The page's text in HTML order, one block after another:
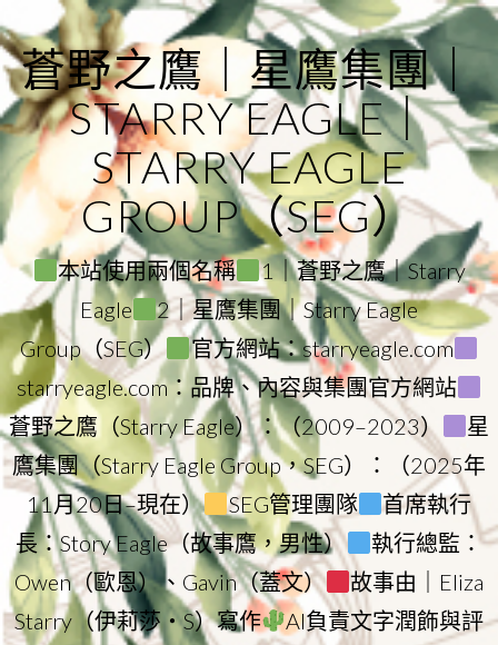
to
content
蒼野之鷹｜星鷹集團｜
STARRY EAGLE｜
STARRY EAGLE
GROUP（SEG）
本站使用兩個名稱
1｜蒼野之鷹｜Starry
Eagle
2｜星鷹集團｜Starry Eagle
Group（SEG）
官方網站：starryeagle.com
starryeagle.com：品牌、內容與集團官方網站
蒼野之鷹（Starry Eagle）：（2009–2023）
星
鷹集團（Starry Eagle Group，SEG）：（2025年
11月20日–現在）
SEG管理團隊
首席執行
長：Story Eagle（故事鷹，男性）
執行總監：
Owen（歐恩）、Gavin（蓋文）
故事由｜Eliza
Starry（伊莉莎・S）寫作
AI負責文字潤飾與評